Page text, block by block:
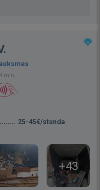
min.
25-45€/stunda
+43